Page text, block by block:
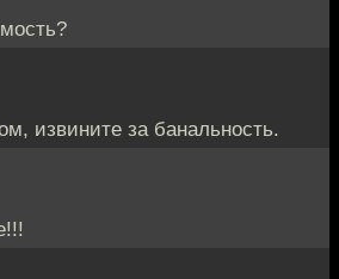
извините за банальность.